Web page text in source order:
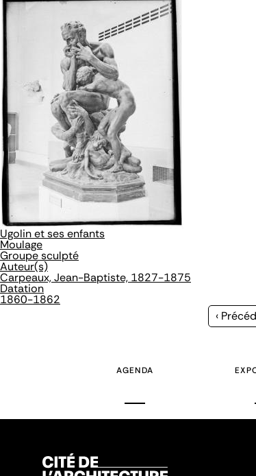
Ugolin et ses enfants
Moulage
Groupe sculpté
Auteur(s)
Carpeaux, Jean-Baptiste, 1827-1875
Datation
1860-1862
Page
‹
AGENDA